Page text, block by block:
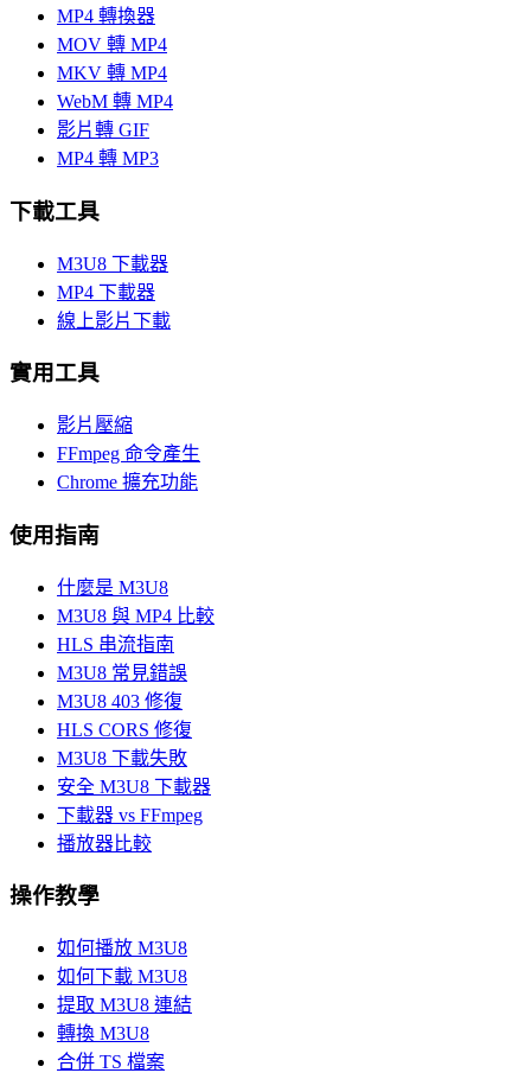
MP4 轉換器
MOV 轉 MP4
MKV 轉 MP4
WebM 轉 MP4
影片轉 GIF
MP4 轉 MP3
下載工具
M3U8 下載器
MP4 下載器
線上影片下載
實用工具
影片壓縮
FFmpeg 命令產生
Chrome 擴充功能
使用指南
什麼是 M3U8
M3U8 與 MP4 比較
HLS 串流指南
M3U8 常見錯誤
M3U8 403 修復
HLS CORS 修復
M3U8 下載失敗
安全 M3U8 下載器
下載器 vs FFmpeg
播放器比較
操作教學
如何播放 M3U8
如何下載 M3U8
提取 M3U8 連結
轉換 M3U8
合併 TS 檔案